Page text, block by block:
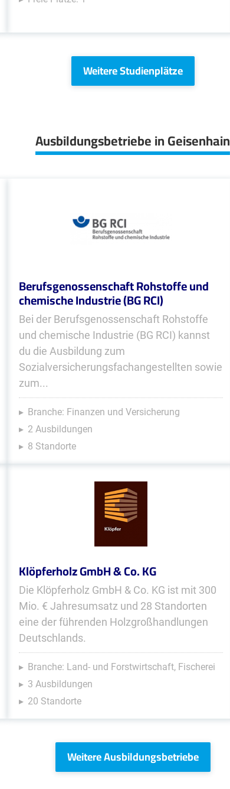
Weitere Studienplätze
Ausbildungsbetriebe in Geisenhain
Berufsgenossenschaft Rohstoffe und
chemische Industrie (BG RCI)
Bei der Berufsgenossenschaft Rohstoffe
und chemische Industrie (BG RCI) kannst
du die Ausbildung zum
Sozialversicherungsfachangestellten sowie
zum...
Branche: Finanzen und Versicherung
2 Ausbildungen
8 Standorte
Klöpferholz GmbH & Co. KG
Die Klöpferholz GmbH & Co. KG ist mit 300
Mio. € Jahresumsatz und 28 Standorten
eine der führenden Holzgroßhandlungen
Deutschlands.
Branche: Land- und Forstwirtschaft, Fischerei
3 Ausbildungen
20 Standorte
Weitere Ausbildungsbetriebe